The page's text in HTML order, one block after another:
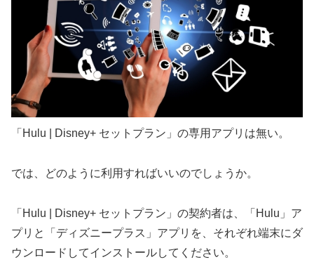
「Hulu | Disney+ セットプラン」の専用アプリは無い。
では、どのように利用すればいいのでしょうか。
「Hulu | Disney+ セットプラン」の契約者は、「Hulu」ア
プリと「ディズニープラス」アプリを、それぞれ端末にダ
ウンロードしてインストールしてください。